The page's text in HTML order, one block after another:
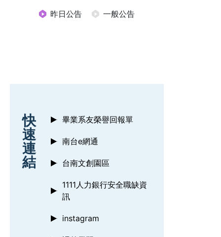
昨日公告 一般公告
:::
快
速
連
結
畢業系友榮譽回報單
南台e網通
台南文創園區
1111人力銀行安全職缺資
訊
instagram